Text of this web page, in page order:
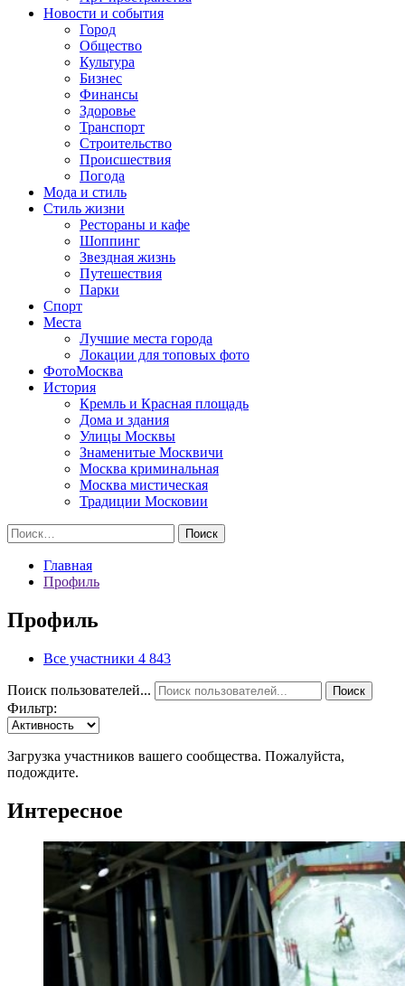
Новости и события
Город
Общество
Культура
Бизнес
Финансы
Здоровье
Транспорт
Строительство
Происшествия
Погода
Мода и стиль
Стиль жизни
Рестораны и кафе
Шоппинг
Звездная жизнь
Путешествия
Парки
Спорт
Места
Лучшие места города
Локации для топовых фото
ФотоМосква
История
Кремль и Красная площадь
Дома и здания
Улицы Москвы
Знаменитые Москвичи
Москва криминальная
Москва мистическая
Традиции Московии
Найти:
Главная
Профиль
Профиль
Все участники 4 843
Поиск пользователей... Поиск
Фильтр:
Загрузка участников вашего сообщества. Пожалуйста,
подождите.
Интересное